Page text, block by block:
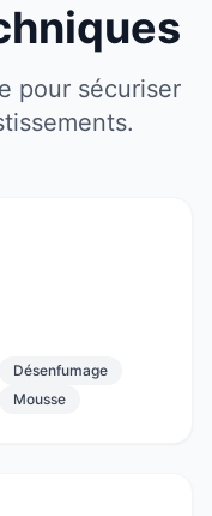
pour sécuriser
Désenfumage
Mousse